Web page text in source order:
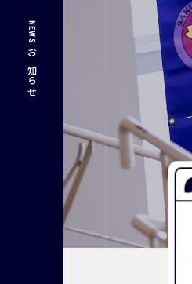
FOR
よくある質問
NEWS
お知らせ